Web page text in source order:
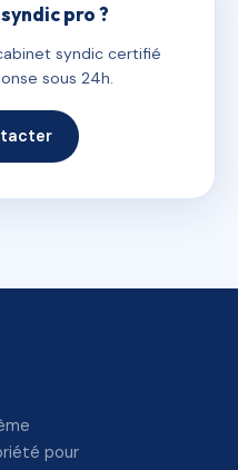
pro ?
syndic certifié
sous 24h.
pour